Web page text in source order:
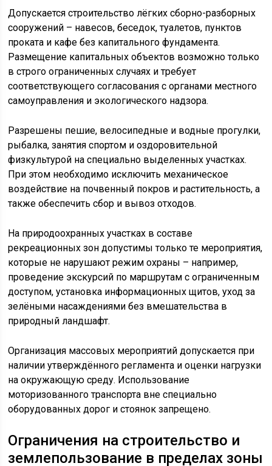
Допускается строительство лёгких сборно-разборных
сооружений – навесов, беседок, туалетов, пунктов
проката и кафе без капитального фундамента.
Размещение капитальных объектов возможно только
в строго ограниченных случаях и требует
соответствующего согласования с органами местного
самоуправления и экологического надзора.
Разрешены пешие, велосипедные и водные прогулки,
рыбалка, занятия спортом и оздоровительной
физкультурой на специально выделенных участках.
При этом необходимо исключить механическое
воздействие на почвенный покров и растительность, а
также обеспечить сбор и вывоз отходов.
На природоохранных участках в составе
рекреационных зон допустимы только те мероприятия,
которые не нарушают режим охраны – например,
проведение экскурсий по маршрутам с ограниченным
доступом, установка информационных щитов, уход за
зелёными насаждениями без вмешательства в
природный ландшафт.
Организация массовых мероприятий допускается при
наличии утверждённого регламента и оценки нагрузки
на окружающую среду. Использование
моторизованного транспорта вне специально
оборудованных дорог и стоянок запрещено.
Ограничения на строительство и
землепользование в пределах зоны